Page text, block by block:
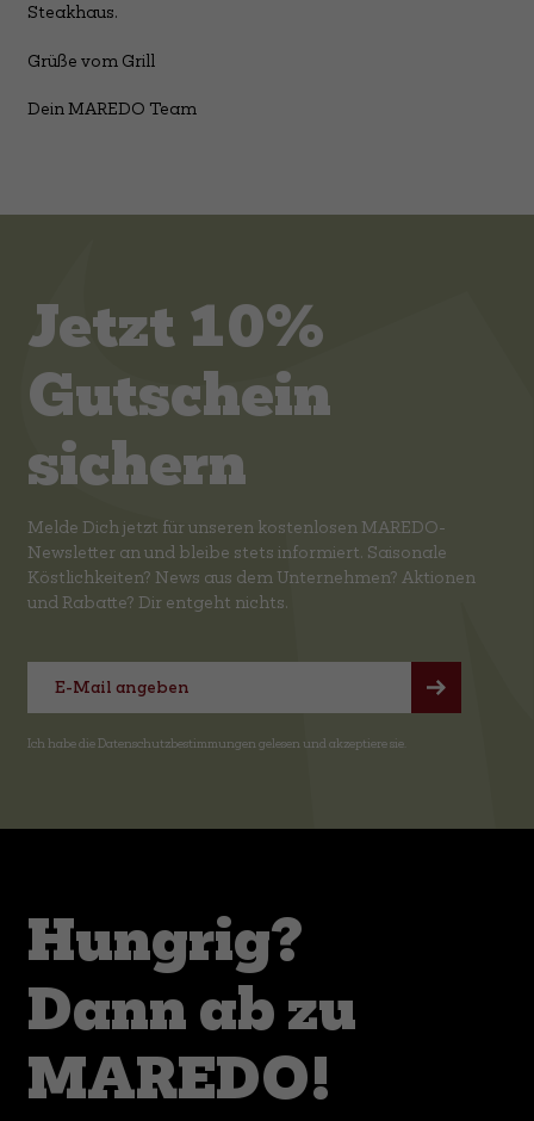
Steakhaus.
Grüße vom Grill
Dein MAREDO Team
Hungrig?
Dann ab zu
MAREDO!
Jetzt 10%
Gutschein
sichern
Melde Dich jetzt für unseren kostenlosen MAREDO-
Newsletter an und bleibe stets informiert. Saisonale
Köstlichkeiten? News aus dem Unternehmen? Aktionen
und Rabatte? Dir entgeht nichts.
Ich habe dieDatenschutzbestimmungen gelesen und akzeptiere sie.